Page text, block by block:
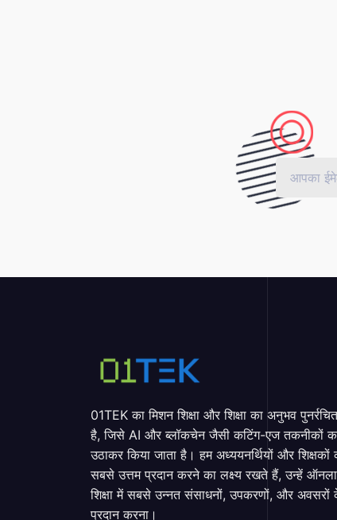
01TEK का मिशन शिक्षा और शिक्षा का अनुभव
है, जिसे AI और ब्लॉकचेन जैसी कटिंग-एज तकनीकों
उठाकर किया जाता है। हम अध्ययनर्थियों और शिक्षकों
सबसे उत्तम प्रदान करने का लक्ष्य रखते हैं, उन्हें
शिक्षा में सबसे उन्नत संसाधनों, उपकरणों, और
प्रदान करना।